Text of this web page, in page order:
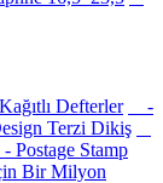
Defterler
-
Terzi Dikiş
Postage Stamp
Bir Milyon